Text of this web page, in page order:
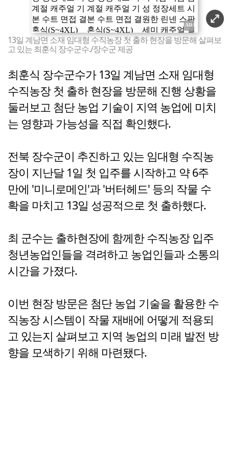
13일 계남면 소재 임대형 수직농장 첫 출하 현장을 방문해 살펴보
고 있는 최훈식 장수군수./장수군 제공
최훈식 장수군수가 13일 계남면 소재 임대형
수직농장 첫 출하 현장을 방문해 진행 상황을
둘러보고 첨단 농업 기술이 지역 농업에 미치
는 영향과 가능성을 직접 확인했다.
전북 장수군이 추진하고 있는 임대형 수직농
장이 지난달 1일 첫 입주를 시작하고 약 6주
만에 '미니로메인'과 '버터헤드' 등의 작물 수
확을 마치고 13일 성공적으로 첫 출하했다.
최 군수는 출하현장에 함께한 수직농장 입주
청년농업인들을 격려하고 농업인들과 소통의
시간을 가졌다.
이번 현장 방문은 첨단 농업 기술을 활용한 수
직농장 시스템이 작물 재배에 어떻게 적용되
고 있는지 살펴보고 지역 농업의 미래 발전 방
향을 모색하기 위해 마련됐다.